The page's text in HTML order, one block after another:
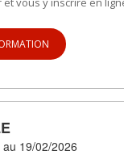
19/02/2026